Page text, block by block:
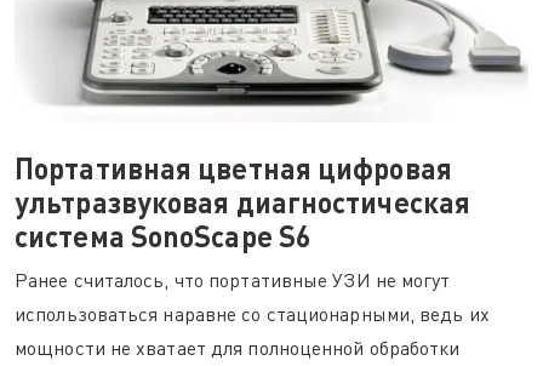
Портативная цветная цифровая
ультразвуковая диагностическая
система SonoScape S6
Ранее считалось, что портативные УЗИ не могут
использоваться наравне со стационарными, ведь их
мощности не хватает для полноценной обработки